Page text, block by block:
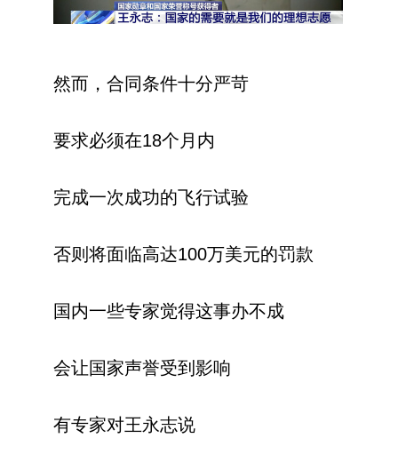
然而，合同条件十分严苛
要求必须在18个月内
完成一次成功的飞行试验
否则将面临高达100万美元的罚款
国内一些专家觉得这事办不成
会让国家声誉受到影响
有专家对王永志说